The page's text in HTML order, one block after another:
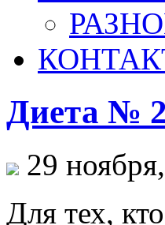
Диета № 2
29
Для тех,